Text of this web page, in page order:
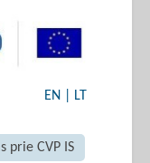
EN LT
prie CVP IS